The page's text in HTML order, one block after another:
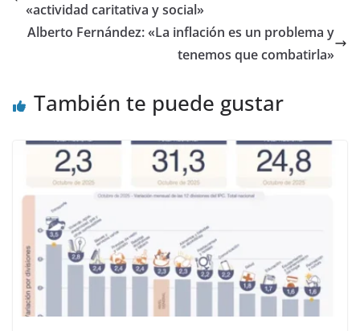
«actividad caritativa y social»
Alberto Fernández: «La inflación es un problema y
tenemos que combatirla»
También te puede gustar